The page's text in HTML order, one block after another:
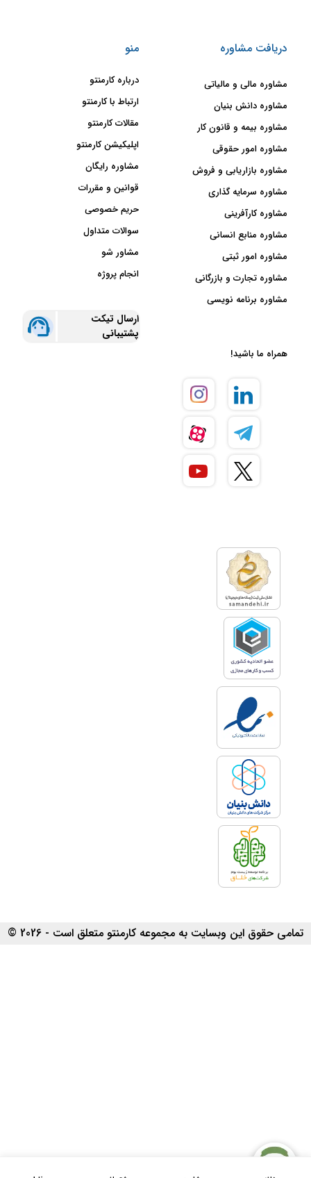
دریافت مشاوره
مشاوره مالی و مالیاتی
مشاوره دانش بنیان
مشاوره بیمه و قانون کار
مشاوره امور حقوقی
مشاوره بازاریابی و فروش
مشاوره سرمایه گذاری
مشاوره کارآفرینی
مشاوره منابع انسانی
مشاوره امور ثبتی
مشاوره تجارت و بازرگانی
مشاوره برنامه نویسی
منو
درباره کارمنتو
ارتباط با کارمنتو
مقالات کارمنتو
اپلیکیشن کارمنتو
مشاوره رایگان
قوانین و مقررات
حریم خصوصی
سوالات متداول
مشاور شو
انجام پروژه
ارسال تیکت
پشتیبانی
همراه ما باشید!
تمامی حقوق این وبسایت به مجموعه کارمنتو متعلق است - 2026 ©